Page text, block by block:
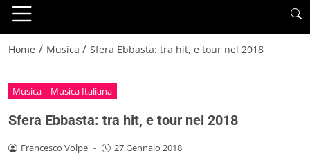
Home / Musica / Sfera Ebbasta: tra hit, e tour nel 2018
Musica Musica Italiana
Sfera Ebbasta: tra hit, e tour nel 2018
Francesco Volpe - 27 Gennaio 2018